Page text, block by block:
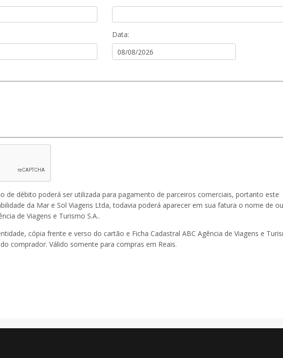
Data:
de débito poderá ser utilizada para pagamento de parceiros comerciais, portanto este
da Mar e Sol Viagens Ltda, todavia poderá aparecer em sua fatura o nome de
de Viagens e Turismo S.A..
cópia frente e verso do cartão e Ficha Cadastral ABC Agência de Viagens e
comprador. Válido somente para compras em Reais.